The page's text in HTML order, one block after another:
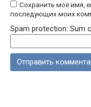
Сохранить моё имя,
последующих моих
Spam protection: Sum